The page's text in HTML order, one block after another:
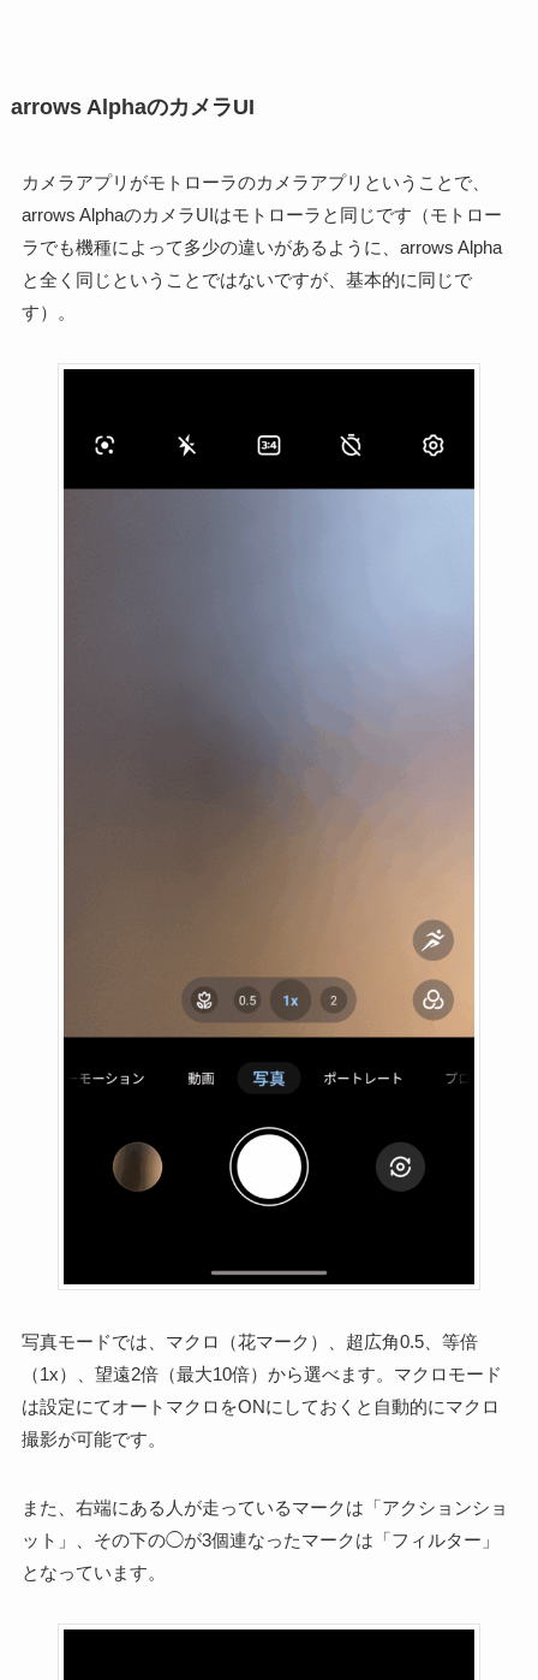
arrows AlphaのカメラUI
カメラアプリがモトローラのカメラアプリということで、
arrows AlphaのカメラUIはモトローラと同じです（モトロー
ラでも機種によって多少の違いがあるように、arrows Alpha
と全く同じということではないですが、基本的に同じで
す）。
写真モードでは、マクロ（花マーク）、超広角0.5、等倍
（1x）、望遠2倍（最大10倍）から選べます。マクロモード
は設定にてオートマクロをONにしておくと自動的にマクロ
撮影が可能です。
また、右端にある人が走っているマークは「アクションショ
ット」、その下の◯が3個連なったマークは「フィルター」
となっています。